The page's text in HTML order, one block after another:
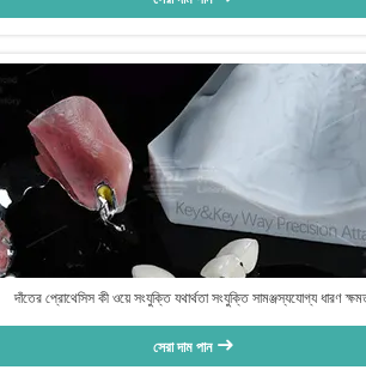
দাঁতের প্রোথেসিস কী ওয়ে সংযুক্তি যথার্থতা সংযুক্তি সামঞ্জস্যযোগ্য ধারণ
সেরা দাম পান